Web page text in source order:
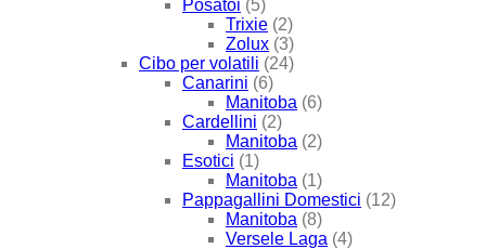
Posatoi (5)
Trixie (2)
Zolux (3)
Cibo per volatili (24)
Canarini (6)
Manitoba (6)
Cardellini (2)
Manitoba (2)
Esotici (1)
Manitoba (1)
Pappagallini Domestici (12)
Manitoba (8)
Versele Laga (4)